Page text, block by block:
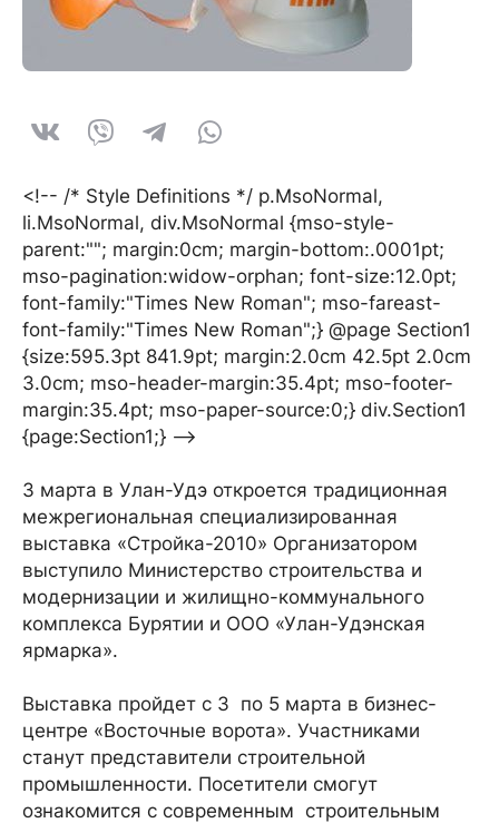
<!-- /* Style Definitions */ p.MsoNormal,
li.MsoNormal, div.MsoNormal {mso-style-
parent:""; margin:0cm; margin-bottom:.0001pt;
mso-pagination:widow-orphan; font-size:12.0pt;
font-family:"Times New Roman"; mso-fareast-
font-family:"Times New Roman";} @page Section1
{size:595.3pt 841.9pt; margin:2.0cm 42.5pt 2.0cm
3.0cm; mso-header-margin:35.4pt; mso-footer-
margin:35.4pt; mso-paper-source:0;} div.Section1
{page:Section1;} -->
3 марта в Улан-Удэ откроется традиционная
межрегиональная специализированная
выставка «Стройка-2010» Организатором
выступило Министерство строительства и
модернизации и жилищно-коммунального
комплекса Бурятии и ООО «Улан-Удэнская
ярмарка».
Выставка пройдет с 3 по 5 марта в бизнес-
центре «Восточные ворота». Участниками
станут представители строительной
промышленности. Посетители смогут
ознакомится с современным строительным